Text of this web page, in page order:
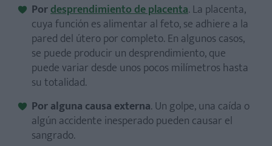
Pordesprendimiento de placenta. La placenta,
cuya función es alimentar al feto, se adhiere a la
pared del útero por completo. En algunos casos,
se puede producir un desprendimiento, que
puede variar desde unos pocos milímetros hasta
su totalidad.
Por alguna causa externa. Un golpe, una caída o
algún accidente inesperado pueden causar el
sangrado.